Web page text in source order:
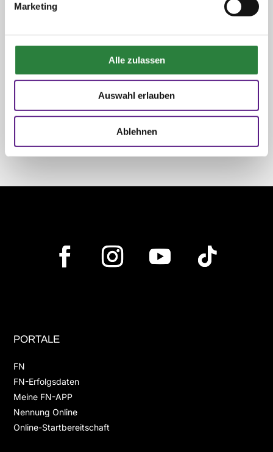
Marketing
Alle zulassen
Auswahl erlauben
Ablehnen
PORTALE
FN
FN-Erfolgsdaten
Meine FN-APP
Nennung Online
Online-Startbereitschaft